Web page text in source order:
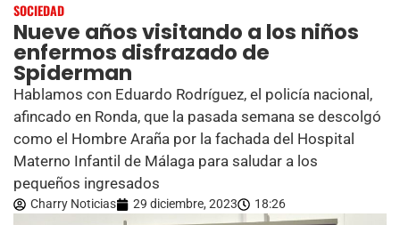
SOCIEDAD
Nueve años visitando a los niños
enfermos disfrazado de
Spiderman
Hablamos con Eduardo Rodríguez, el policía nacional,
afincado en Ronda, que la pasada semana se descolgó
como el Hombre Araña por la fachada del Hospital
Materno Infantil de Málaga para saludar a los
pequeños ingresados
Charry Noticias 29 diciembre, 2023 18:26